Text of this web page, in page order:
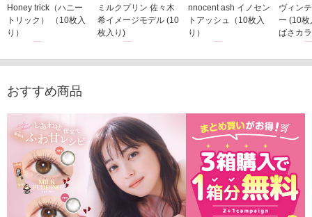
Honey trick（ハニー
トリック） （10枚入
り）
1,760円
ミルクプリン 佐々木
希イメージモデル (10
枚入り)
1,815円
nnocent ash イノセン
トアッシュ（10枚入
り）
1,760円
ヴィン
ー (10
ばさカ
1,848
おすすめ商品